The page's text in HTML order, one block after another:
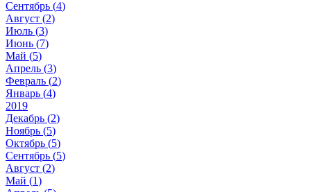
Сентябрь (4)
Август (2)
Июль (3)
Июнь (7)
Май (5)
Апрель (3)
Февраль (2)
Январь (4)
2019
Декабрь (2)
Ноябрь (5)
Октябрь (5)
Сентябрь (5)
Август (2)
Май (1)